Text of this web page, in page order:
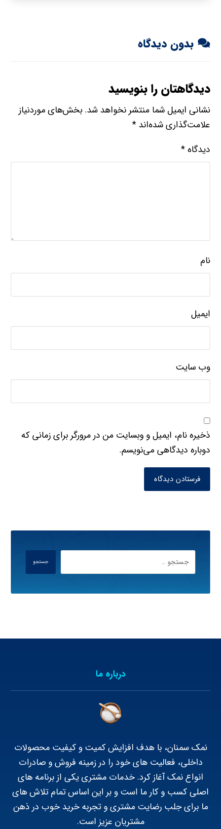
بدون دیدگاه
دیدگاهتان را بنویسید
نشانی ایمیل شما منتشر نخواهد شد. بخش‌های موردنیاز
علامت‌گذاری شده‌اند*
دیدگاه*
نام
ایمیل
وب‌ سایت
ذخیره نام، ایمیل و وبسایت من در مرورگر برای زمانی که
دوباره دیدگاهی می‌نویسم.
فرستادن دیدگاه
جستجو
درباره ما
نمک سمنان، با هدف افزایش کمیت و کیفیت محصولات
داخلی، فعالیت های خود را در زمینه فروش و صادرات
انواع نمک آغاز کرد. خدمات مشتری یکی از برنامه های
اصلی کسب و کار ما است و بر این اساس تمام تلاش های
ما برای جلب رضایت مشتری و تجربه خرید خوب در ذهن
مشتریان عزیز است.